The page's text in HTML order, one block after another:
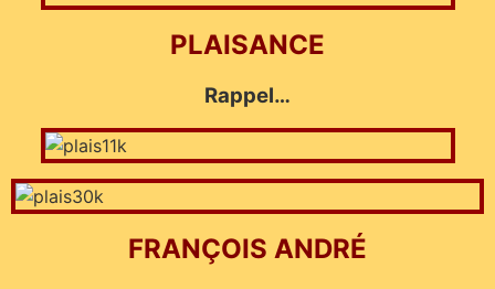
PLAISANCE
Rappel…
FRANÇOIS ANDRÉ